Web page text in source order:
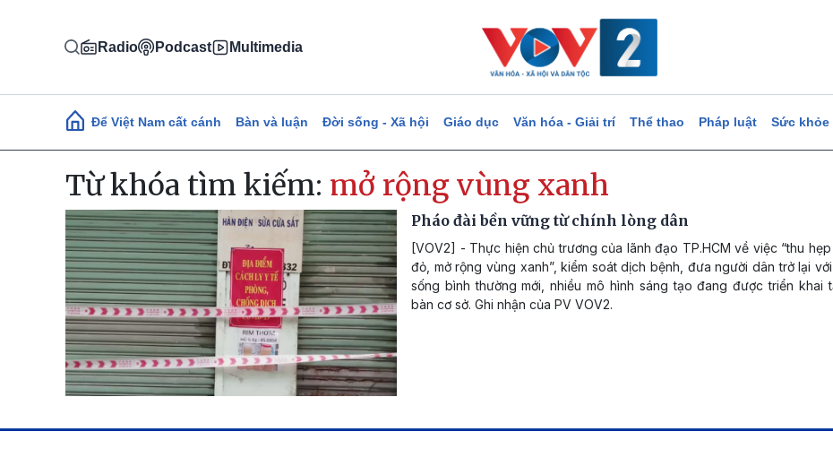
Radio Podcast Multimedia
Main navigation
Để Việt Nam cất cánh Bàn và luận Đời sống - Xã hội Giáo dục Văn hóa - Giải trí Thể thao Pháp luật Sức khỏe
Từ khóa tìm kiếm: mở rộng vùng xanh
Pháo đài bền vững từ chính lòng dân
[VOV2] - Thực hiện chủ trương của lãnh đạo TP.HCM về việc “thu
đỏ, mở rộng vùng xanh”, kiểm soát dịch bệnh, đưa người dân trở lại
sống bình thường mới, nhiều mô hình sáng tạo đang được triển khai
bàn cơ sở. Ghi nhận của PV VOV2.